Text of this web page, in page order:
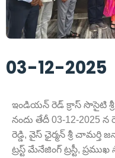
03-12-2025
ఇండియన్ రెడ్ క్రాస్ సొసైటి శ్రీ
నందు తేదీ 03-12-2025
రెడ్డి, వైస్ ఛైర్మన్ శ్రీ చామర్తి
ట్రస్ట్ మేనేజింగ్ ట్రస్టీ,